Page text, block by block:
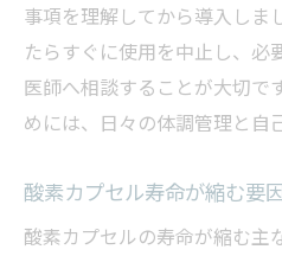
事項を理解してから導入しま
たらすぐに使用を中止し、必
医師へ相談することが大切で
めには、日々の体調管理と自
酸素カプセル寿命が縮む要
酸素カプセルの寿命が縮む主